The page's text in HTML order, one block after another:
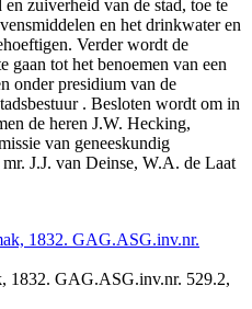
zuiverheid van de stad, toe te
en het drinkwater en
Verder wordt de
gaan tot het benoemen van een
onder presidium van de
. Besloten wordt om in
de heren J.W. Hecking,
van geneeskundig
J.J. van Deinse, W.A. de Laat
1832. GAG.ASG.inv.nr. 529.2,